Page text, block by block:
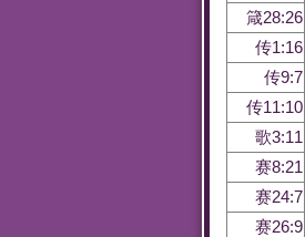
箴28:26
传1:16
传9:7
传11:10
歌3:11
赛8:21
赛24:7
赛26:9